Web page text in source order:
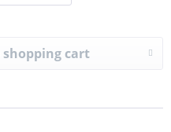
shopping cart